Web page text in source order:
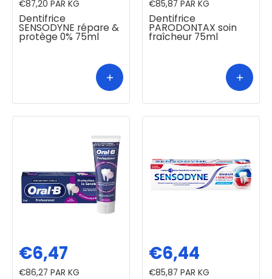
Dentifrice
SENSODYNE répare &
protège 0% 75ml
€87,20 PAR KG
Dentifrice
PARODONTAX soin
fraîcheur 75ml
€85,87 PAR KG
€6,47
€86,27 PAR KG
€6,44
€85,87 PAR KG